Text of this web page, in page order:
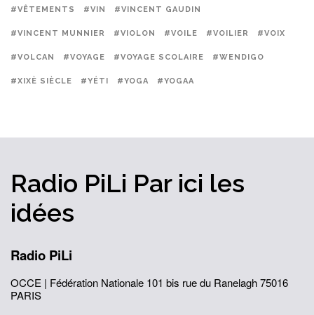
#VÊTEMENTS #VIN #VINCENT GAUDIN
#VINCENT MUNNIER #VIOLON #VOILE #VOILIER #VOIX
#VOLCAN #VOYAGE #VOYAGE SCOLAIRE #WENDIGO
#XIXÈ SIÈCLE #YÉTI #YOGA #YOGAA
Radio PiLi Par ici les
idées
Radio PiLi
OCCE | Fédération Nationale 101 bis rue du Ranelagh75016
PARIS